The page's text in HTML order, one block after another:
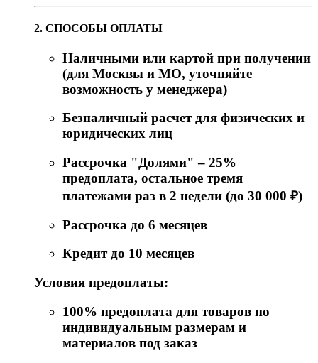
2. СПОСОБЫ ОПЛАТЫ
Наличными или картой при получении
(для Москвы и МО, уточняйте
возможность у менеджера)
Безналичный расчет для физических и
юридических лиц
Рассрочка "Долями" – 25%
предоплата, остальное тремя
платежами раз в 2 недели (до 30 000 ₽)
Рассрочка до 6 месяцев
Кредит до 10 месяцев
Условия предоплаты:
100% предоплата для товаров по
индивидуальным размерам и
материалов под заказ